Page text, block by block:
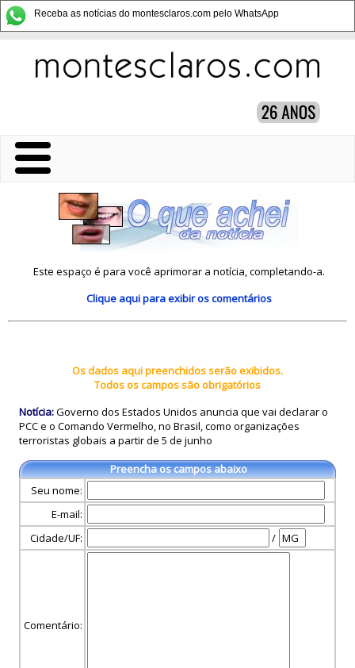
Receba as notícias do montesclaros.com pelo WhatsApp
Este espaço é para você aprimorar a notícia, completando-a.
Clique aquipara exibir os comentários
Os dados aqui preenchidos serão exibidos.
Todos os campos são obrigatórios
Notícia:Governo dos Estados Unidos anuncia que vai declarar o
PCC e o Comando Vermelho, no Brasil, como organizações
terroristas globais a partir de 5 de junho
Preencha os campos abaixo
Seu nome:
E-mail:
Cidade/UF:
/
Comentário: